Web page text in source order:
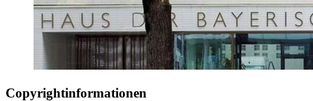
Copyrightinformationen